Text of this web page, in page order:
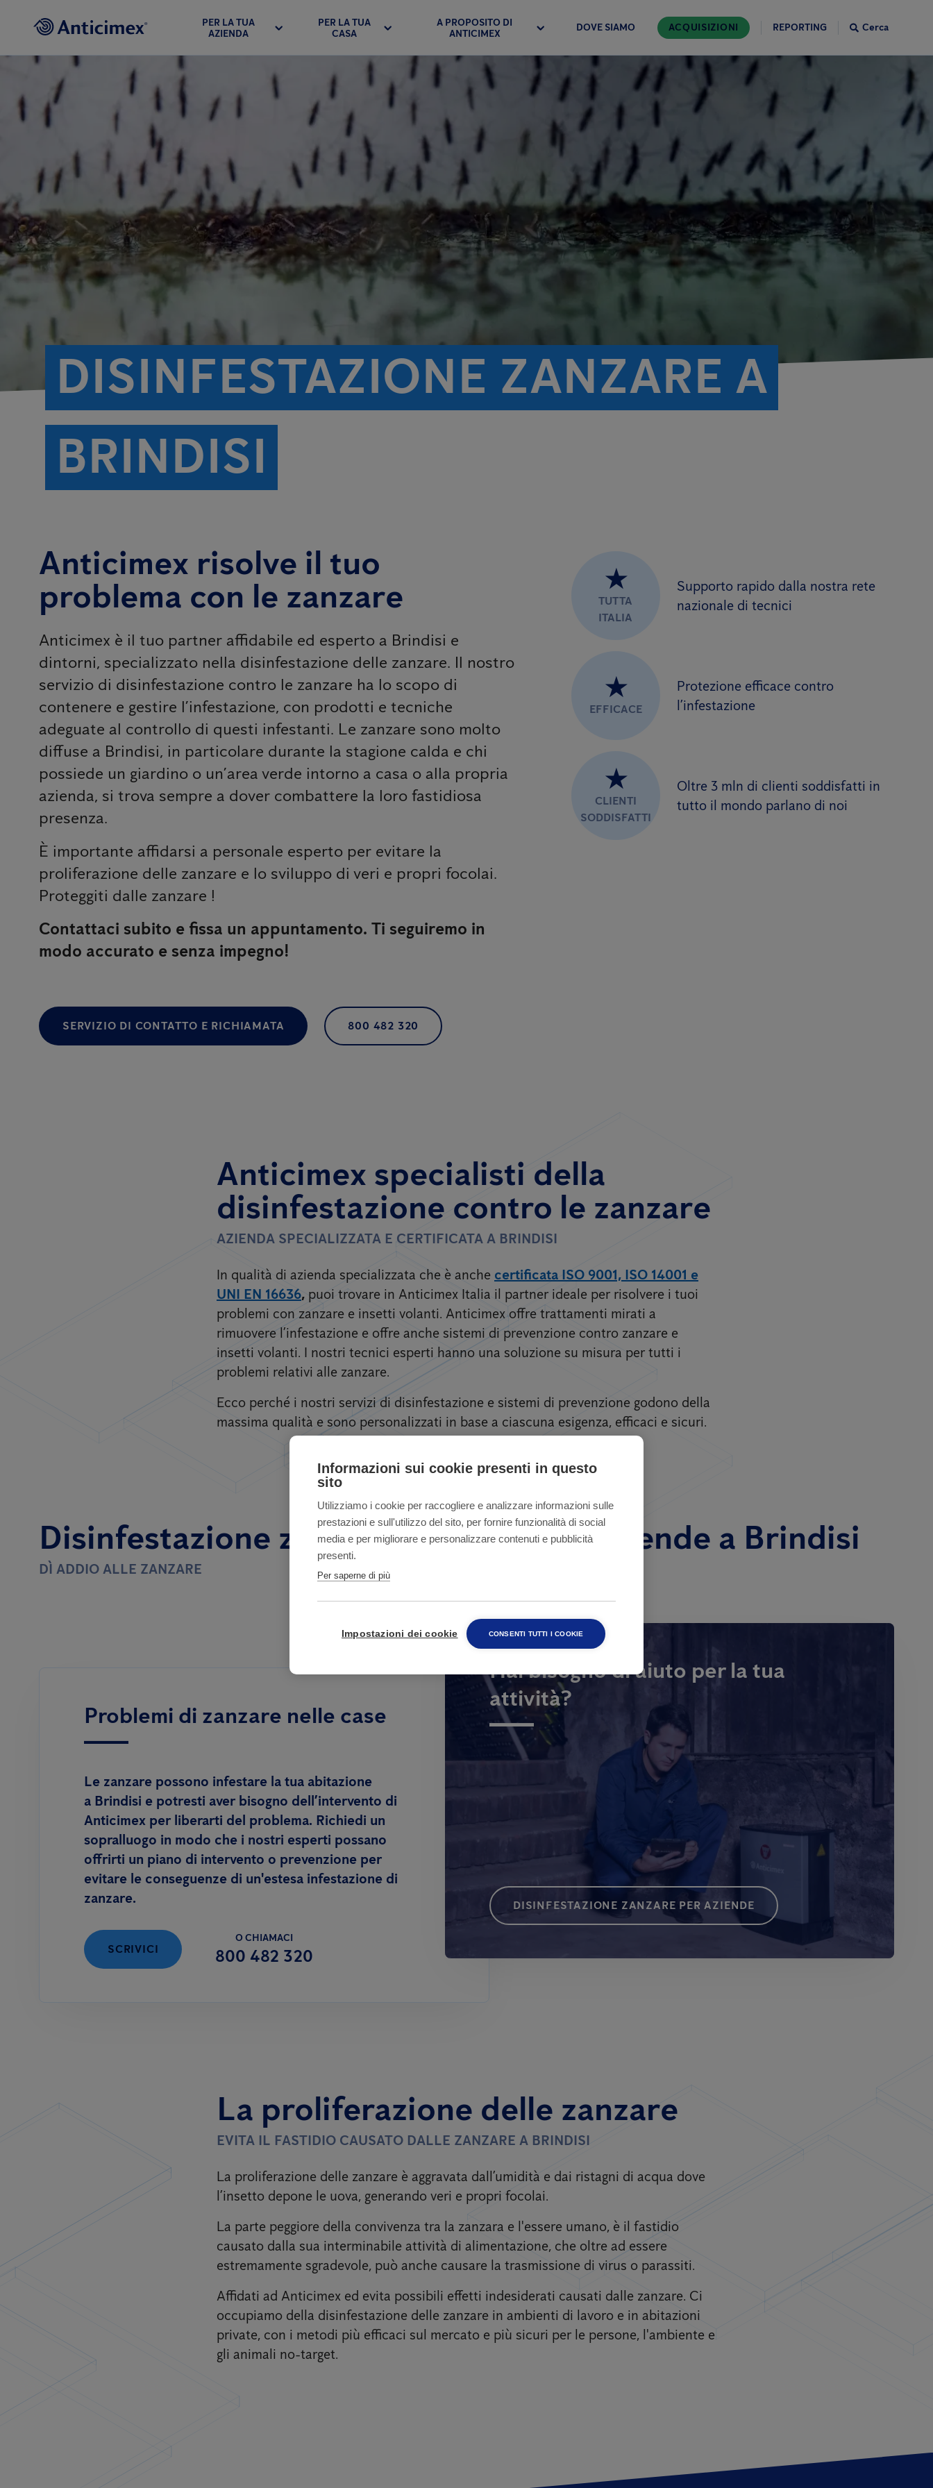
PER LA TUA
AZIENDA
PER LA TUA
CASA
A PROPOSITO DI
ANTICIMEX
DOVE SIAMO ACQUISIZIONI REPORTING Cerca
DISINFESTAZIONE ZANZARE A
BRINDISI
Anticimex risolve il tuo
problema con le zanzare
Anticimex è il tuo partner affidabile ed esperto a Brindisi e
dintorni, specializzato nella disinfestazione delle zanzare. Il nostro
servizio di disinfestazione contro le zanzare ha lo scopo di
contenere e gestire l’infestazione, con prodotti e tecniche
adeguate al controllo di questi infestanti. Le zanzare sono molto
diffuse a Brindisi, in particolare durante la stagione calda e chi
possiede un giardino o un’area verde intorno a casa o alla propria
azienda, si trova sempre a dover combattere la loro fastidiosa
presenza.
È importante affidarsi a personale esperto per evitare la
proliferazione delle zanzare e lo sviluppo di veri e propri focolai.
Proteggiti dalle zanzare !
Contattaci subito e fissa un appuntamento. Ti seguiremo in
modo accurato e senza impegno!
SERVIZIO DI CONTATTO E RICHIAMATA 800 482 320
★
TUTTA
ITALIA
Supporto rapido dalla nostra rete
nazionale di tecnici
★
EFFICACE
Protezione efficace contro
l’infestazione
★
CLIENTI
SODDISFATTI
Oltre 3 mln di clienti soddisfatti in
tutto il mondo parlano di noi
Anticimex specialisti della
disinfestazione contro le zanzare
AZIENDA SPECIALIZZATA E CERTIFICATA A BRINDISI
In qualità di azienda specializzata che è anche certificata ISO 9001, ISO 14001 e
UNI EN 16636, puoi trovare in Anticimex Italia il partner ideale per risolvere i tuoi
problemi con zanzare e insetti volanti. Anticimex offre trattamenti mirati a
rimuovere l’infestazione e offre anche sistemi di prevenzione contro zanzare e
insetti volanti. I nostri tecnici esperti hanno una soluzione su misura per tutti i
problemi relativi alle zanzare.
Ecco perché i nostri servizi di disinfestazione e sistemi di prevenzione godono della
massima qualità e sono personalizzati in base a ciascuna esigenza, efficaci e sicuri.
Disinfestazione zanzare per privati ​​e aziende a Brindisi
DÌ ADDIO ALLE ZANZARE
Problemi di zanzare nelle case
Le zanzare possono infestare la tua abitazione
a Brindisi e potresti aver bisogno dell’intervento di
Anticimex per liberarti del problema. Richiedi un
sopralluogo in modo che i nostri esperti possano
offrirti un piano di intervento o prevenzione per
evitare le conseguenze di un'estesa infestazione di
zanzare.
SCRIVICI
O CHIAMACI
800 482 320
Hai bisogno di aiuto per la tua
attività?
DISINFESTAZIONE ZANZARE PER AZIENDE
La proliferazione delle zanzare
EVITA IL FASTIDIO CAUSATO DALLE ZANZARE A BRINDISI
La proliferazione delle zanzare è aggravata dall’umidità e dai ristagni di acqua dove
l’insetto depone le uova, generando veri e propri focolai.
La parte peggiore della convivenza tra la zanzara e l'essere umano, è il fastidio
causato dalla sua interminabile attività di alimentazione, che oltre ad essere
estremamente sgradevole, può anche causare la trasmissione di virus o parassiti.
Affidati ad Anticimex ed evita possibili effetti indesiderati causati dalle zanzare. Ci
occupiamo della disinfestazione delle zanzare in ambienti di lavoro e in abitazioni
private, con i metodi più efficaci sul mercato e più sicuri per le persone, l'ambiente e
gli animali no-target.
Informazioni sui cookie presenti in questo
sito
Utilizziamo i cookie per raccogliere e analizzare informazioni sulle
prestazioni e sull'utilizzo del sito, per fornire funzionalità di social
media e per migliorare e personalizzare contenuti e pubblicità
presenti.
Per saperne di più
Impostazioni dei cookie CONSENTI TUTTI I COOKIE